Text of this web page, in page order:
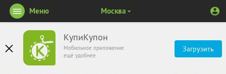
КупиКупон
Мобильное приложение
ещё удобнее
Загрузить
Меню Москва